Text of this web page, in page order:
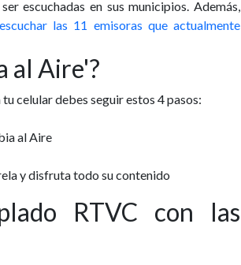
escuchadas en sus municipios. Además,
las 11 emisoras que actualmente
al Aire'?
celular debes seguir estos 4 pasos:
al Aire
y disfruta todo su contenido
RTVC con las